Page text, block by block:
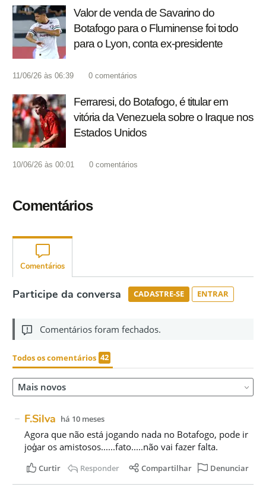
Valor de venda de Savarino do
Botafogo para o Fluminense foi todo
para o Lyon, conta ex-presidente
11/06/26 às 06:39 0 comentários
Ferraresi, do Botafogo, é titular em
vitória da Venezuela sobre o Iraque nos
Estados Unidos
10/06/26 às 00:01 0 comentários
Comentários